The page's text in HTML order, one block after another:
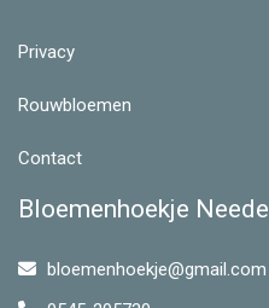
Privacy
Rouwbloemen
Contact
Bloemenhoekje Neede
bloemenhoekje@gmail.com